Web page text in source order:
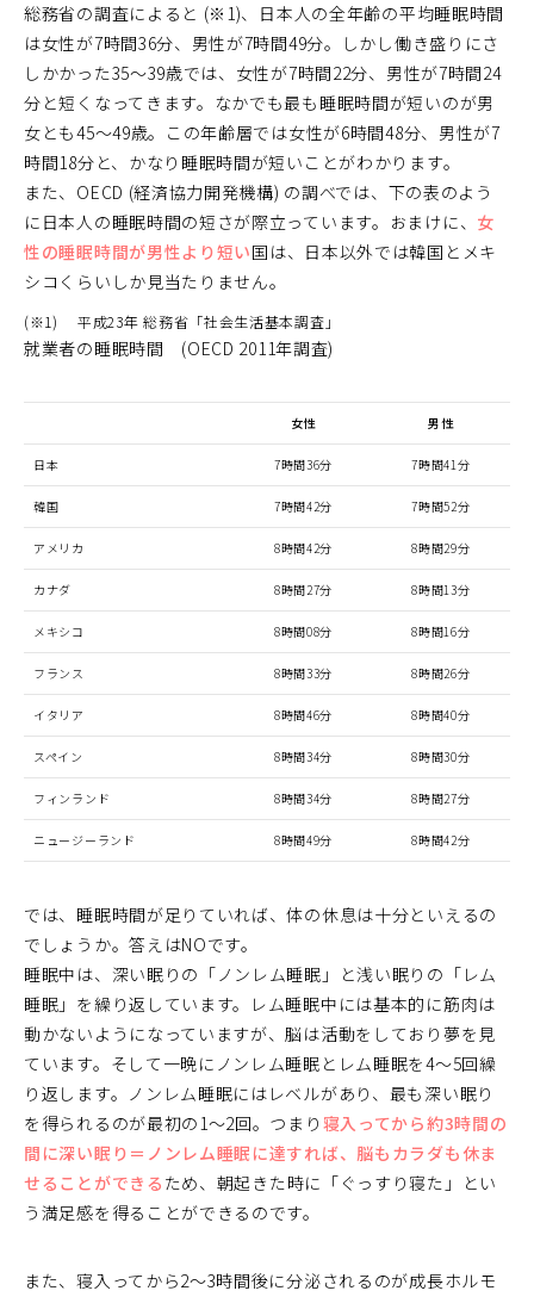
総務省の調査によると (※1)、日本人の全年齢の平均睡眠時間
は女性が7時間36分、男性が7時間49分。しかし働き盛りにさ
しかかった35～39歳では、女性が7時間22分、男性が7時間24
分と短くなってきます。なかでも最も睡眠時間が短いのが男
女とも45～49歳。この年齢層では女性が6時間48分、男性が7
時間18分と、かなり睡眠時間が短いことがわかります。
また、OECD (経済協力開発機構) の調べでは、下の表のよう
に日本人の睡眠時間の短さが際立っています。おまけに、 女
性の睡眠時間が男性より短い国は、日本以外では韓国とメキ
シコくらいしか見当たりません。
(※1) 平成23年 総務省「社会生活基本調査」
就業者の睡眠時間 (OECD 2011年調査)
女性 男性
日本 7時間36分 7時間41分
韓国 7時間42分 7時間52分
アメリカ 8時間42分 8時間29分
カナダ 8時間27分 8時間13分
メキシコ 8時間08分 8時間16分
フランス 8時間33分 8時間26分
イタリア 8時間46分 8時間40分
スペイン 8時間34分 8時間30分
フィンランド 8時間34分 8時間27分
ニュージーランド 8時間49分 8時間42分
では、睡眠時間が足りていれば、体の休息は十分といえるの
でしょうか。答えはNOです。
睡眠中は、深い眠りの「ノンレム睡眠」と浅い眠りの「レム
睡眠」を繰り返しています。レム睡眠中には基本的に筋肉は
動かないようになっていますが、脳は活動をしており夢を見
ています。そして一晩にノンレム睡眠とレム睡眠を4～5回繰
り返します。ノンレム睡眠にはレベルがあり、最も深い眠り
を得られるのが最初の1～2回。つまり 寝入ってから約3時間の
間に深い眠り＝ノンレム睡眠に達すれば、脳もカラダも休ま
せることができる ため、朝起きた時に「ぐっすり寝た」とい
う満足感を得ることができるのです。
また、寝入ってから2～3時間後に分泌されるのが成長ホルモ